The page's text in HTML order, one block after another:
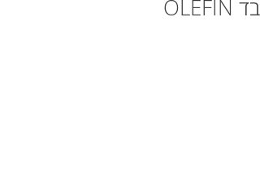
בד OLEFIN